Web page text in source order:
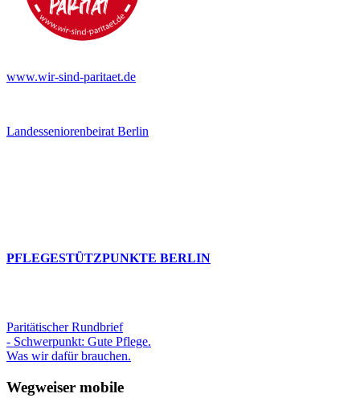
www.wir-sind-paritaet.de
Landesseniorenbeirat Berlin
PFLEGESTÜTZPUNKTE BERLIN
Paritätischer Rundbrief
- Schwerpunkt: Gute Pflege.
Was wir dafür brauchen.
Wegweiser mobile